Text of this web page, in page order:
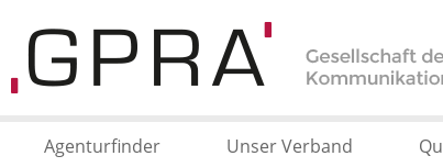
Agenturfinder Unser Verband